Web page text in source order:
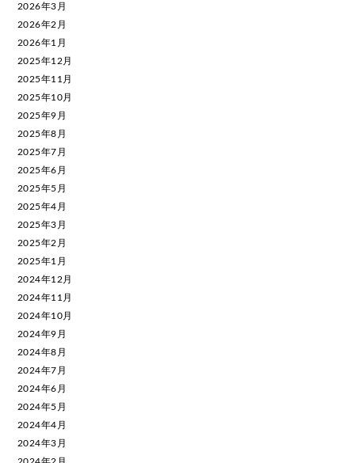
2026年3月
2026年2月
2026年1月
2025年12月
2025年11月
2025年10月
2025年9月
2025年8月
2025年7月
2025年6月
2025年5月
2025年4月
2025年3月
2025年2月
2025年1月
2024年12月
2024年11月
2024年10月
2024年9月
2024年8月
2024年7月
2024年6月
2024年5月
2024年4月
2024年3月